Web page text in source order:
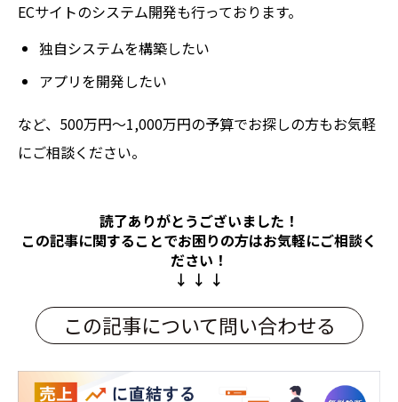
ECサイトのシステム開発も行っております。
独自システムを構築したい
アプリを開発したい
など、500万円～1,000万円の予算でお探しの方もお気軽
にご相談ください。
読了ありがとうございました！
この記事に関することでお困りの方はお気軽にご相談く
ださい！
↓ ↓ ↓
この記事について問い合わせる